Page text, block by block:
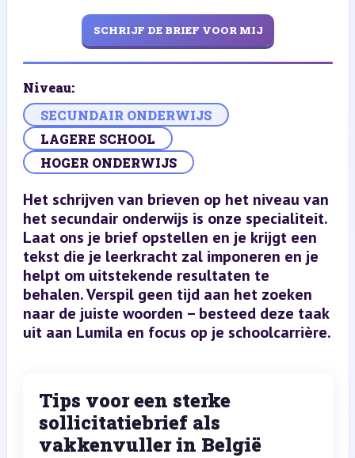
SCHRIJF DE BRIEF VOOR MIJ
Niveau:
SECUNDAIR ONDERWIJS
LAGERE SCHOOL
HOGER ONDERWIJS
Het schrijven van brieven op het niveau van
het secundair onderwijs is onze specialiteit.
Laat ons je brief opstellen en je krijgt een
tekst die je leerkracht zal imponeren en je
helpt om uitstekende resultaten te
behalen. Verspil geen tijd aan het zoeken
naar de juiste woorden – besteed deze taak
uit aan Lumila en focus op je schoolcarrière.
Tips voor een sterke
sollicitatiebrief als
vakkenvuller in België